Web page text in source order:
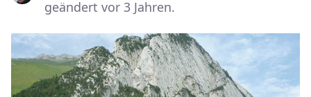
geändert vor 3 Jahren.